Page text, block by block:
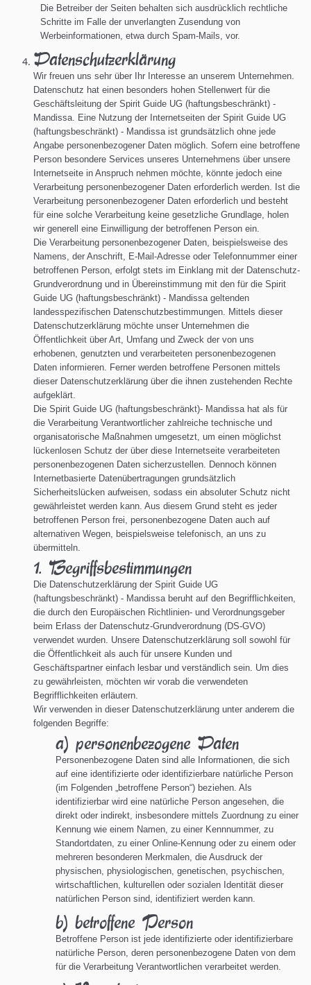
Die Betreiber der Seiten behalten sich ausdrücklich rechtliche
Schritte im Falle der unverlangten Zusendung von
Werbeinformationen, etwa durch Spam-Mails, vor.
Datenschutzerklärung
Wir freuen uns sehr über Ihr Interesse an unserem Unternehmen.
Datenschutz hat einen besonders hohen Stellenwert für die
Geschäftsleitung der Spirit Guide UG (haftungsbeschränkt) -
Mandissa. Eine Nutzung der Internetseiten der Spirit Guide UG
(haftungsbeschränkt) - Mandissa ist grundsätzlich ohne jede
Angabe personenbezogener Daten möglich. Sofern eine betroffene
Person besondere Services unseres Unternehmens über unsere
Internetseite in Anspruch nehmen möchte, könnte jedoch eine
Verarbeitung personenbezogener Daten erforderlich werden. Ist die
Verarbeitung personenbezogener Daten erforderlich und besteht
für eine solche Verarbeitung keine gesetzliche Grundlage, holen
wir generell eine Einwilligung der betroffenen Person ein.
Die Verarbeitung personenbezogener Daten, beispielsweise des
Namens, der Anschrift, E-Mail-Adresse oder Telefonnummer einer
betroffenen Person, erfolgt stets im Einklang mit der Datenschutz-
Grundverordnung und in Übereinstimmung mit den für die Spirit
Guide UG (haftungsbeschränkt) - Mandissa geltenden
landesspezifischen Datenschutzbestimmungen. Mittels dieser
Datenschutzerklärung möchte unser Unternehmen die
Öffentlichkeit über Art, Umfang und Zweck der von uns
erhobenen, genutzten und verarbeiteten personenbezogenen
Daten informieren. Ferner werden betroffene Personen mittels
dieser Datenschutzerklärung über die ihnen zustehenden Rechte
aufgeklärt.
Die Spirit Guide UG (haftungsbeschränkt)- Mandissa hat als für
die Verarbeitung Verantwortlicher zahlreiche technische und
organisatorische Maßnahmen umgesetzt, um einen möglichst
lückenlosen Schutz der über diese Internetseite verarbeiteten
personenbezogenen Daten sicherzustellen. Dennoch können
Internetbasierte Datenübertragungen grundsätzlich
Sicherheitslücken aufweisen, sodass ein absoluter Schutz nicht
gewährleistet werden kann. Aus diesem Grund steht es jeder
betroffenen Person frei, personenbezogene Daten auch auf
alternativen Wegen, beispielsweise telefonisch, an uns zu
übermitteln.
1. Begriffsbestimmungen
Die Datenschutzerklärung der Spirit Guide UG
(haftungsbeschränkt) - Mandissa beruht auf den Begrifflichkeiten,
die durch den Europäischen Richtlinien- und Verordnungsgeber
beim Erlass der Datenschutz-Grundverordnung (DS-GVO)
verwendet wurden. Unsere Datenschutzerklärung soll sowohl für
die Öffentlichkeit als auch für unsere Kunden und
Geschäftspartner einfach lesbar und verständlich sein. Um dies
zu gewährleisten, möchten wir vorab die verwendeten
Begrifflichkeiten erläutern.
Wir verwenden in dieser Datenschutzerklärung unter anderem die
folgenden Begriffe:
a) personenbezogene Daten
Personenbezogene Daten sind alle Informationen, die sich
auf eine identifizierte oder identifizierbare natürliche Person
(im Folgenden „betroffene Person“) beziehen. Als
identifizierbar wird eine natürliche Person angesehen, die
direkt oder indirekt, insbesondere mittels Zuordnung zu einer
Kennung wie einem Namen, zu einer Kennnummer, zu
Standortdaten, zu einer Online-Kennung oder zu einem oder
mehreren besonderen Merkmalen, die Ausdruck der
physischen, physiologischen, genetischen, psychischen,
wirtschaftlichen, kulturellen oder sozialen Identität dieser
natürlichen Person sind, identifiziert werden kann.
b) betroffene Person
Betroffene Person ist jede identifizierte oder identifizierbare
natürliche Person, deren personenbezogene Daten von dem
für die Verarbeitung Verantwortlichen verarbeitet werden.